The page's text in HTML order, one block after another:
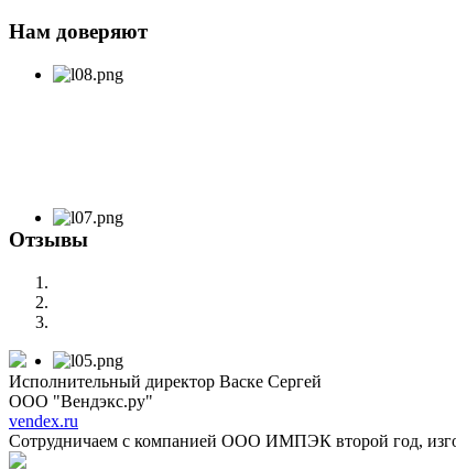
Нам доверяют
Отзывы
Исполнительный директор Васке Сергей
ООО "Вендэкс.ру"
vendex.ru
Сотрудничаем с компанией ООО ИМПЭК второй год,